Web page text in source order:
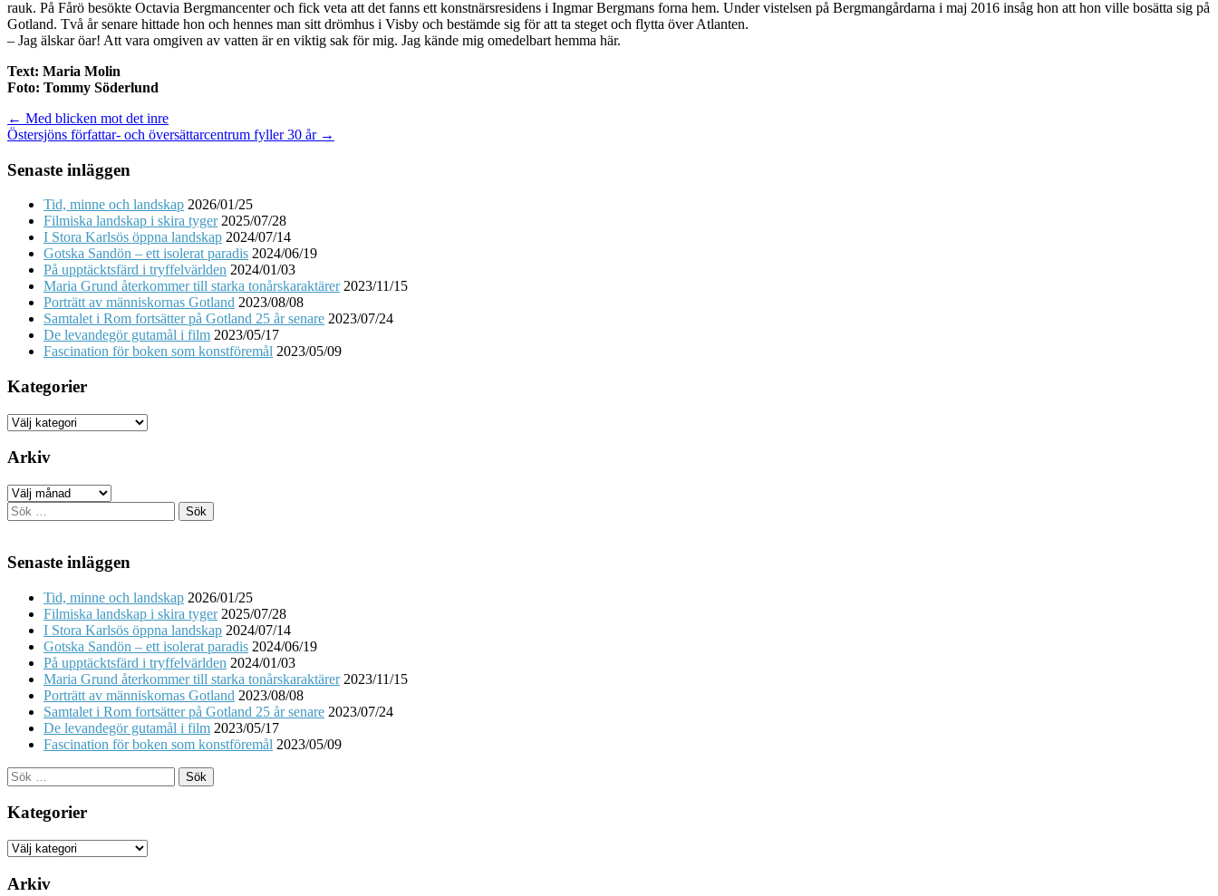
rauk. På Fårö besökte Octavia Bergmancenter och fick veta att det fanns ett konstnärsresidens i Ingmar Bergmans forna hem. Under vistelsen på Bergmangårdarna i maj 2016 insåg hon att hon ville bosätta sig på
Gotland. Två år senare hittade hon och hennes man sitt drömhus i Visby och bestämde sig för att ta steget och flytta över Atlanten.
– Jag älskar öar! Att vara omgiven av vatten är en viktig sak för mig. Jag kände mig omedelbart hemma här.
Text: Maria Molin
Foto: Tommy Söderlund
Post
navigation
← Med blicken mot det inre
Östersjöns författar- och översättarcentrum fyller 30 år →
Senaste inläggen
Tid, minne och landskap 2026/01/25
Filmiska landskap i skira tyger 2025/07/28
I Stora Karlsös öppna landskap 2024/07/14
Gotska Sandön – ett isolerat paradis 2024/06/19
På upptäcktsfärd i tryffelvärlden 2024/01/03
Maria Grund återkommer till starka tonårskaraktärer 2023/11/15
Porträtt av människornas Gotland 2023/08/08
Samtalet i Rom fortsätter på Gotland 25 år senare 2023/07/24
De levandegör gutamål i film 2023/05/17
Fascination för boken som konstföremål 2023/05/09
Kategorier
Kategorier
Arkiv
Arkiv
Sök
efter:
Senaste inläggen
Tid, minne och landskap 2026/01/25
Filmiska landskap i skira tyger 2025/07/28
I Stora Karlsös öppna landskap 2024/07/14
Gotska Sandön – ett isolerat paradis 2024/06/19
På upptäcktsfärd i tryffelvärlden 2024/01/03
Maria Grund återkommer till starka tonårskaraktärer 2023/11/15
Porträtt av människornas Gotland 2023/08/08
Samtalet i Rom fortsätter på Gotland 25 år senare 2023/07/24
De levandegör gutamål i film 2023/05/17
Fascination för boken som konstföremål 2023/05/09
Sök
efter:
Kategorier
Kategorier
Arkiv